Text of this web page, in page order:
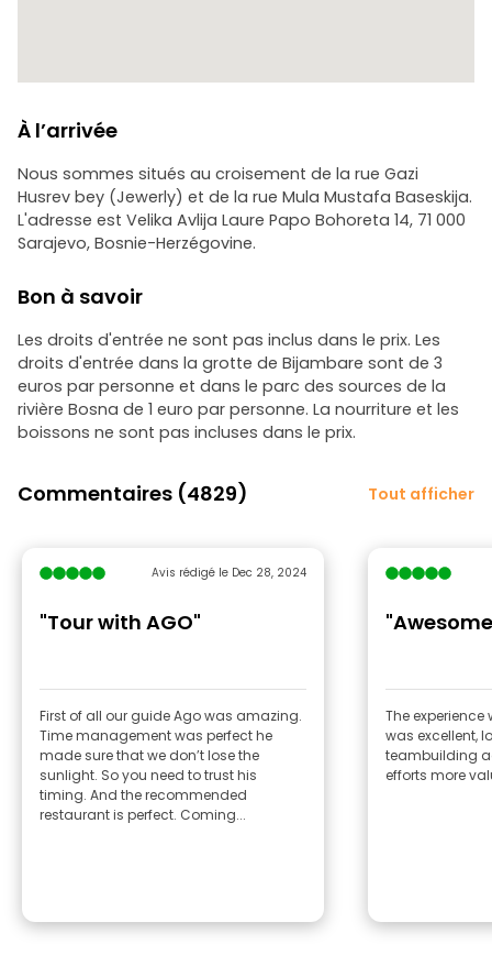
À l’arrivée
Nous sommes situés au croisement de la rue Gazi
Husrev bey (Jewerly) et de la rue Mula Mustafa Baseskija.
L'adresse est Velika Avlija Laure Papo Bohoreta 14, 71 000
Sarajevo, Bosnie-Herzégovine.
Bon à savoir
Les droits d'entrée ne sont pas inclus dans le prix. Les
droits d'entrée dans la grotte de Bijambare sont de 3
euros par personne et dans le parc des sources de la
rivière Bosna de 1 euro par personne. La nourriture et les
boissons ne sont pas incluses dans le prix.
Commentaires (4829) Tout afficher
Avis rédigé le Dec 28, 2024
"Tour with AGO"
First of all our guide Ago was amazing.
Time management was perfect he
made sure that we don’t lose the
sunlight. So you need to trust his
timing. And the recommended
restaurant is perfect. Coming...
The experience
was excellent,
teambuilding
efforts more